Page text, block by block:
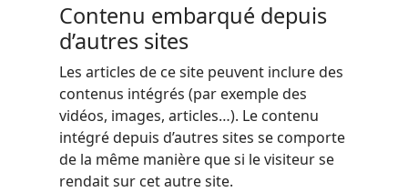
Contenu embarqué depuis
d’autres sites
Les articles de ce site peuvent inclure des
contenus intégrés (par exemple des
vidéos, images, articles…). Le contenu
intégré depuis d’autres sites se comporte
de la même manière que si le visiteur se
rendait sur cet autre site.